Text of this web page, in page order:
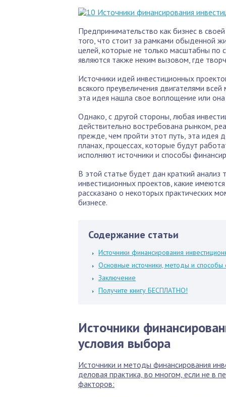
Предпринимательство как бизнес в
того, что стоит за рамками обыденной
целей, которые не только масштабны
являются также неким вызовом, где
Источники идей инвестиционных
всякого преувеличения двигателями
эта идея нашла свое воплощение или
Однако, с другой стороны, любая
действительно востребована рынком,
прежде, чем пройти этот путь, эта идея
планах, процессах, которые будут
исполняют источники и способы
В этой статье будет дан краткий
инвестиционных проектов, какие
рассказано о некоторых практических
бизнесе.
Содержание статьи
Источники финансирования
Основные источники, методы и
Заключение
Получите книгу БЕСПЛАТНО!
Источники
условия выбора
Источники и методы финансирования
деловая практика, во многом, если не в
факторов: